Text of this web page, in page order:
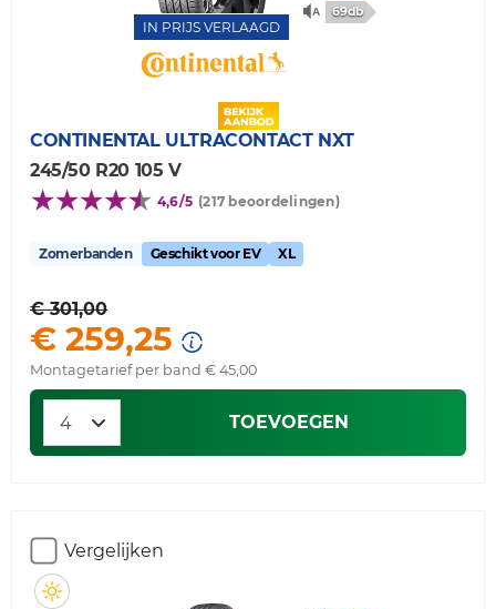
IN PRIJS VERLAAGD
69db
CONTINENTAL ULTRACONTACT NXT
245/50 R20 105 V
4,6/5 (217 beoordelingen)
Zomerbanden Geschikt voor EV XL
€ 301,00
€ 259,25
Montagetarief per band € 45,00
TOEVOEGEN
Vergelijken